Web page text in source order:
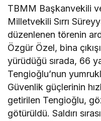
TBMM Başkanvekili
Milletvekili Sırrı
düzenlenen törenin
Özgür Özel, bina
yürüdüğü sırada, 66
Tengioğlu’nun
Güvenlik güçlerinin
getirilen Tengioğlu,
götürüldü. Saldırı